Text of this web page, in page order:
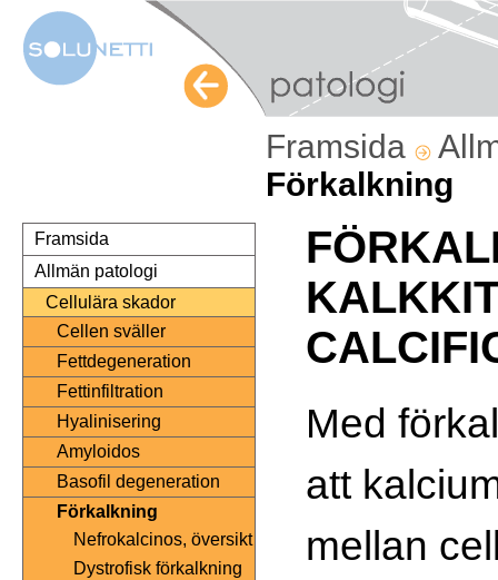
Framsida
Förkalkning
Framsida
Allmän patologi
Cellulära skador
Cellen sväller
Fettdegeneration
Fettinfiltration
Hyalinisering
Amyloidos
Basofil degeneration
Förkalkning
Nefrokalcinos, översikt
Dystrofisk förkalkning
Med
att
mellan